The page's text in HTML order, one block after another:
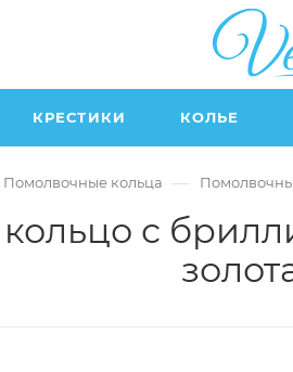
КРЕСТИКИ КОЛЬЕ
Помолвочные кольца —
с